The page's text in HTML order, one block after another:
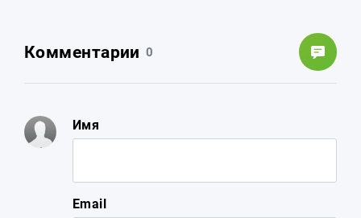
Комментарии 0
Имя
Email